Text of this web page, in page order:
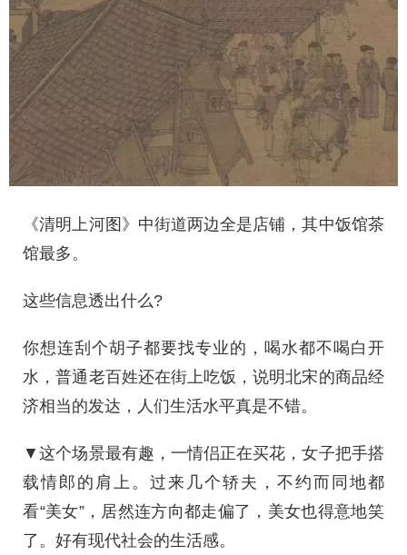
《清明上河图》中街道两边全是店铺，其中饭馆茶
馆最多。
这些信息透出什么?
你想连刮个胡子都要找专业的，喝水都不喝白开
水，普通老百姓还在街上吃饭，说明北宋的商品经
济相当的发达，人们生活水平真是不错。
▼这个场景最有趣，一情侣正在买花，女子把手搭
载情郎的肩上。过来几个轿夫，不约而同地都
看“美女”，居然连方向都走偏了，美女也得意地笑
了。好有现代社会的生活感。